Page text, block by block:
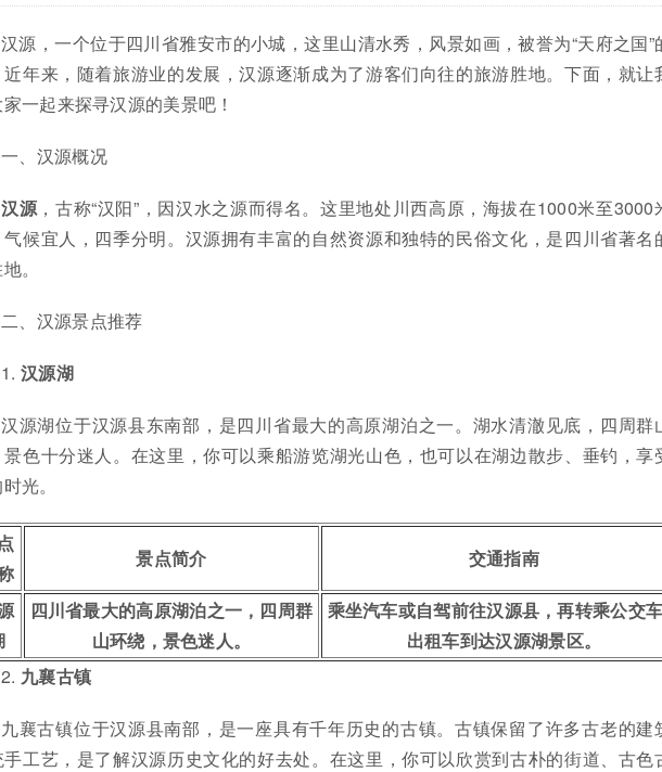
汉源，一个位于四川省雅安市的小城，这里山清水秀，风景如画，被誉为“天府之国”
年来，随着旅游业的发展，汉源逐渐成为了游客们向往的旅游胜地。下面，就让
一起来探寻汉源的美景吧！
一、汉源概况
汉源，古称“汉阳”，因汉水之源而得名。这里地处川西高原，海拔在1000米至3000
气候宜人，四季分明。汉源拥有丰富的自然资源和独特的民俗文化，是四川省著名
。
二、汉源景点推荐
1. 汉源湖
汉源湖位于汉源县东南部，是四川省最大的高原湖泊之一。湖水清澈见底，四周群
色十分迷人。在这里，你可以乘船游览湖光山色，也可以在湖边散步、垂钓，享
光。
景点简介 交通指南
四川省最大的高原湖泊之一，四周群
山环绕，景色迷人。
乘坐汽车或自驾前往汉源县，再转乘公交
出租车到达汉源湖景区。
2. 九襄古镇
九襄古镇位于汉源县南部，是一座具有千年历史的古镇。古镇保留了许多古老的建
工艺，是了解汉源历史文化的好去处。在这里，你可以欣赏到古朴的街道、古色